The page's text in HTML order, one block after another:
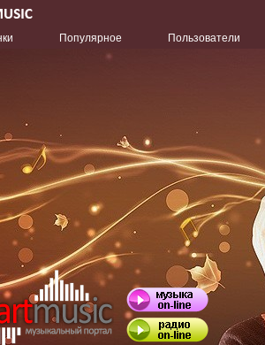
Популярное Пользователи